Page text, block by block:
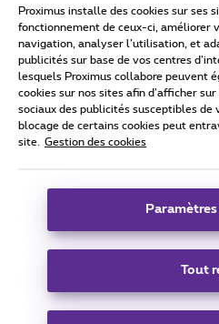
Conditions d'utilisation
Tous droits réservés. © 2026
Conditions générales, info
Coordonnées de l’entreprise
Boulevard du Roi Albert II 27 - B-
Carrier & Wholesale Solutions
Proximus installe des cookies sur ses
fonctionnement de ceux-ci, améliorer
navigation, analyser l’utilisation, et
publicités sur base de vos centres
lesquels Proximus collabore peuvent
cookies sur nos sites afin d’afficher
sociaux des publicités susceptibles
blocage de certains cookies peut
site.
Gestion des cookies
Tout